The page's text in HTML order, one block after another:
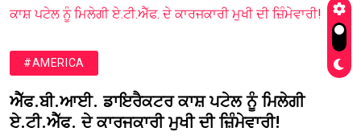
ਕਾਸ਼ ਪਟੇਲ ਨੂੰ ਮਿਲੇਗੀ ਏ.ਟੀ.ਐੱਫ. ਦੇ ਕਾਰਜਕਾਰੀ ਮੁਖੀ ਦੀ ਜ਼ਿੰਮੇਵਾਰੀ!
#AMERICA
ਐੱਫ.ਬੀ.ਆਈ. ਡਾਇਰੈਕਟਰ ਕਾਸ਼ ਪਟੇਲ ਨੂੰ ਮਿਲੇਗੀ
ਏ.ਟੀ.ਐੱਫ. ਦੇ ਕਾਰਜਕਾਰੀ ਮੁਖੀ ਦੀ ਜ਼ਿੰਮੇਵਾਰੀ!